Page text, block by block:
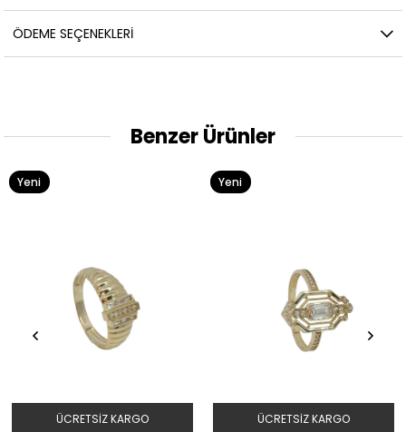
ÖDEME SEÇENEKLERI
Benzer Ürünler
ÜCRETSIZ KARGO
Yeni
ÜCRETSIZ KARGO
Yeni